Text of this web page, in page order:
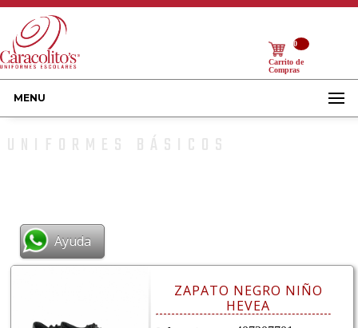
0
Carrito de
Compras
MENU
UNIFORMES BÁSICOS
Ayuda
ZAPATO NEGRO NIÑO
HEVEA